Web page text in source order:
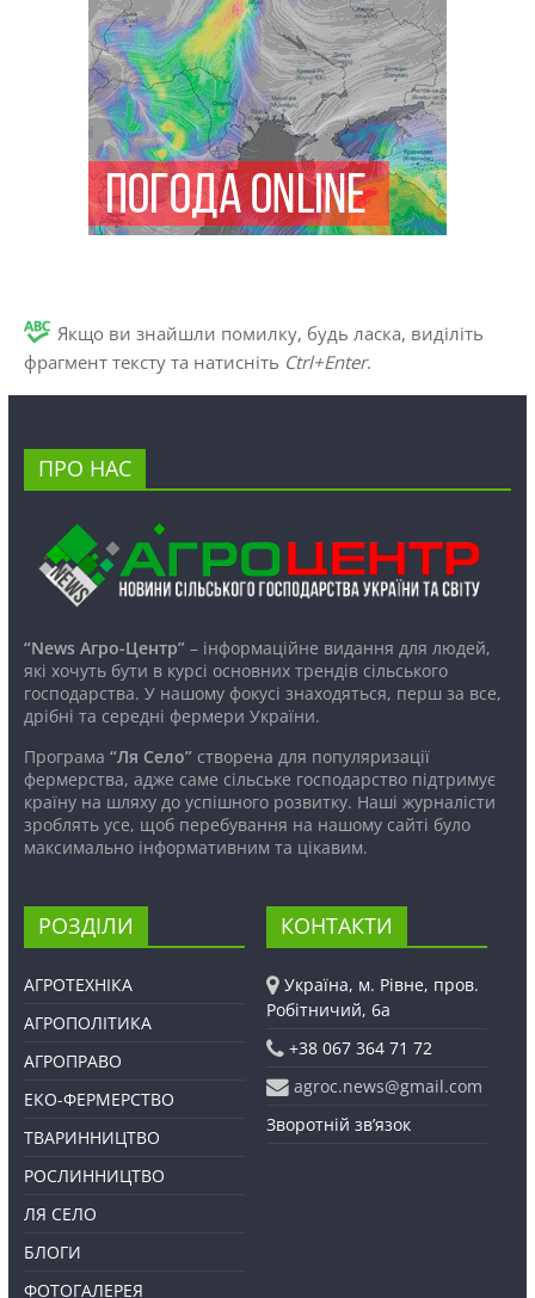
Якщо ви знайшли помилку, будь ласка, виділіть
фрагмент тексту та натисніть Ctrl+Enter.
ПРО НАС
“News Агро-Центр”– інформаційне видання для людей,
які хочуть бути в курсі основних трендів сільського
господарства. У нашому фокусі знаходяться, перш за все,
дрібні та середні фермери України.
Програма “Ля Село”створена для популяризації
фермерства, адже саме сільське господарство підтримує
країну на шляху до успішного розвитку. Наші журналісти
зроблять усе, щоб перебування на нашому сайті було
максимально інформативним та цікавим.
РОЗДІЛИ
АГРОТЕХНІКА
АГРОПОЛІТИКА
АГРОПРАВО
ЕКО-ФЕРМЕРСТВО
ТВАРИННИЦТВО
РОСЛИННИЦТВО
ЛЯ СЕЛО
БЛОГИ
ФОТОГАЛЕРЕЯ
КОНТАКТИ
Україна, м. Рівне, пров.
Робітничий, 6а
+38 067 364 71 72
agroc.news@gmail.com
Зворотній зв’язок